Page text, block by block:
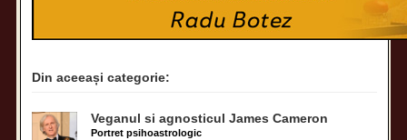
Din aceeași categorie:
Veganul si agnosticul James Cameron
Portret psihoastrologic